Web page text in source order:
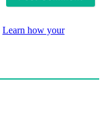
Learn how your